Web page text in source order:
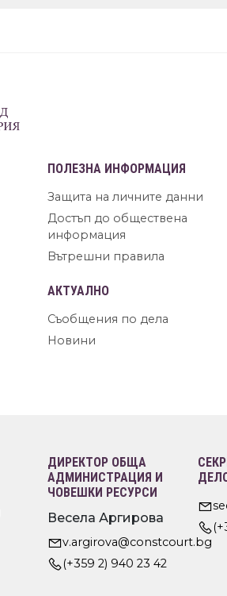
ПОЛЕЗНА ИНФОРМАЦИЯ
Защита на личните данни
Достъп до обществена
информация
Вътрешни правила
АКТУАЛНО
Съобщения по дела
Новини
ДИРЕКТОР ОБЩА
АДМИНИСТРАЦИЯ И
ЧОВЕШКИ РЕСУРСИ
Весела Аргирова
v.argirova@constcourt.bg
(+359 2) 940 23 42